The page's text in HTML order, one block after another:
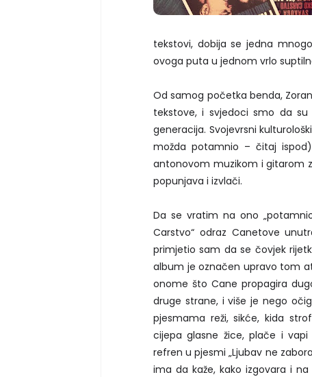
tekstovi, dobija se jedna
ovoga puta u jednom vrlo
Od samog početka benda,
tekstove, i svjedoci smo da
generacija. Svojevrsni
možda potamnio – čitaj
antonovom muzikom i gitarom
popunjava i izvlači.
Da se vratim na ono
Carstvo“ odraz Canetove
primjetio sam da se čovjek
album je označen upravo tom
onome što Cane propagira
druge strane, i više je nego
pjesmama reži, sikće, kida
cijepa glasne žice, plače i vapi
refren u pjesmi „Ljubav ne
ima da kaže, kako izgovara i